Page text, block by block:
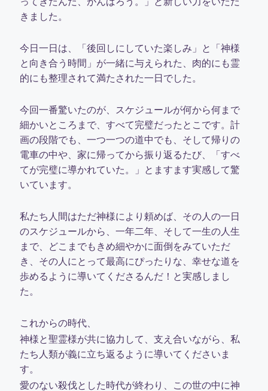
きました。
今日一日は、「後回しにしていた楽しみ」と「神様
と向き合う時間」が一緒に与えられた、肉的にも霊
的にも整理されて満たされた一日でした。
今回一番驚いたのが、スケジュールが何から何まで
細かいところまで、すべて完璧だったとこです。計
画の段階でも、一つ一つの道中でも、そして帰りの
電車の中や、家に帰ってから振り返るたび、「すべ
てが完璧に導かれていた。」とますます実感して驚
いています。
私たち人間はただ神様により頼めば、その人の一日
のスケジュールから、一年二年、そして一生の人生
まで、どこまでもきめ細やかに面倒をみていただ
き、その人にとって最高にぴったりな、幸せな道を
歩めるように導いてくださるんだ！と実感しまし
た。
これからの時代、
神様と聖霊様が共に協力して、支え合いながら、私
たち人類が義に立ち返るように導いてくださいま
す。
愛のない殺伐とした時代が終わり、この世の中に神